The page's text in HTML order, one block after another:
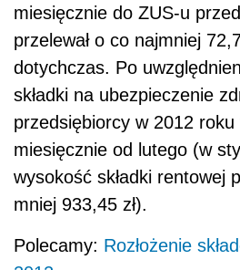
miesięcznie do ZUS-u
przelewał o co najmniej
dotychczas. Po
składki na ubezpieczenie
przedsiębiorcy w 2012 roku
miesięcznie od lutego (w
wysokość składki rentowej
mniej 933,45 zł).
Polecamy: Rozłożenie